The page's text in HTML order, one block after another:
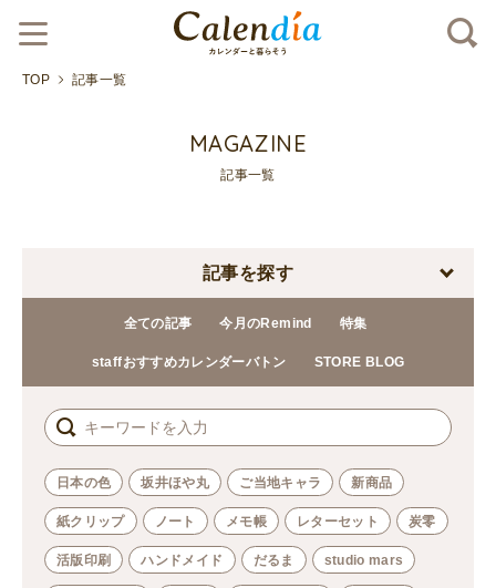
TOP 記事一覧
MAGAZINE
記事一覧
記事を探す
全ての記事 今月のRemind 特集
staffおすすめカレンダーバトン STORE BLOG
日本の色 坂井ほや丸 ご当地キャラ 新商品
紙クリップ ノート メモ帳 レターセット 炭零
活版印刷 ハンドメイド だるま studio mars